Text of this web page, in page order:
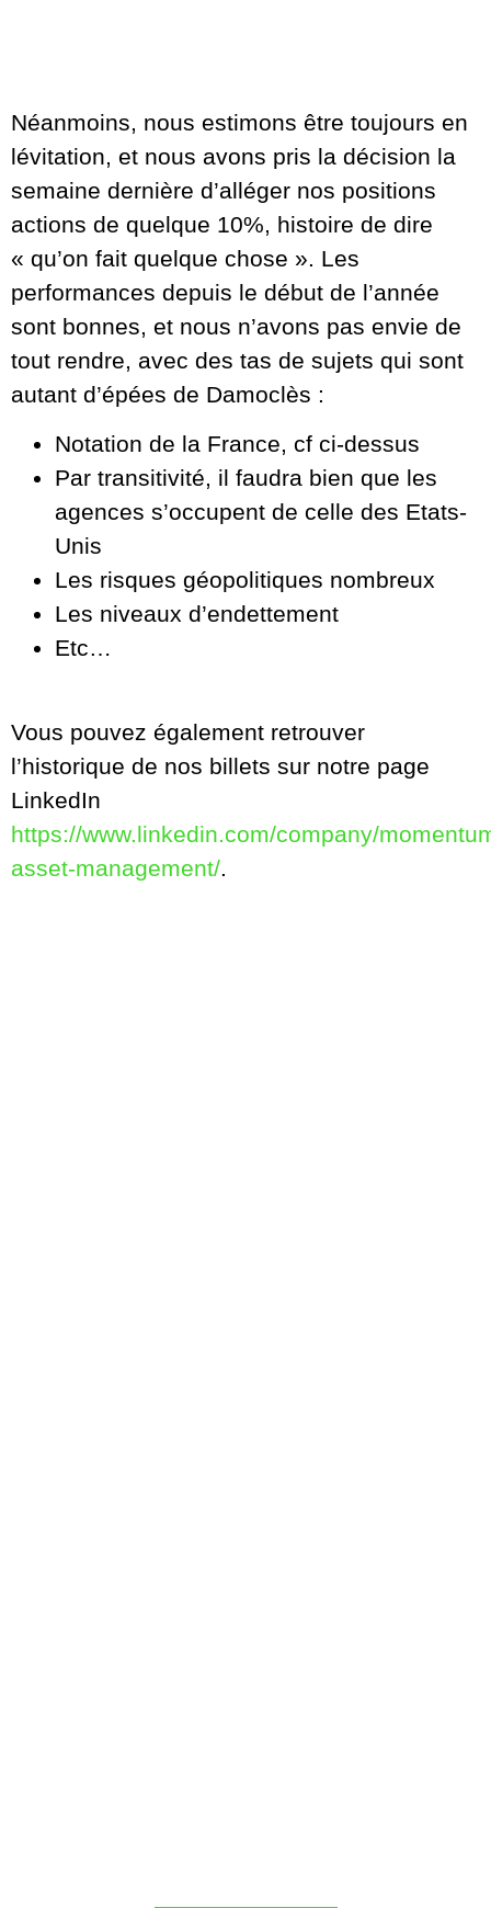
Néanmoins, nous estimons être toujours en
lévitation, et nous avons pris la décision la
semaine dernière d’alléger nos positions
actions de quelque 10%, histoire de dire
« qu’on fait quelque chose ». Les
performances depuis le début de l’année
sont bonnes, et nous n’avons pas envie de
tout rendre, avec des tas de sujets qui sont
autant d’épées de Damoclès :
Notation de la France, cf ci-dessus
Par transitivité, il faudra bien que les
agences s’occupent de celle des Etats-
Unis
Les risques géopolitiques nombreux
Les niveaux d’endettement
Etc…
Vous pouvez également retrouver
l’historique de nos billets sur notre page
LinkedIn
https://www.linkedin.com/company/
asset-management/.